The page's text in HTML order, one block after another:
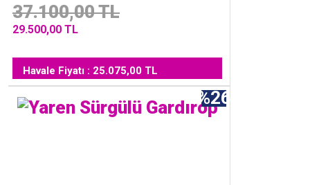
37.100,00 TL
29.500,00 TL
Havale Fiyatı : 25.075,00 TL
%26